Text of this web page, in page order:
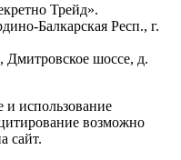
Трейд».
Балкарская Респ., г.
Дмитровское шоссе, д.
использование
возможно
сайт.